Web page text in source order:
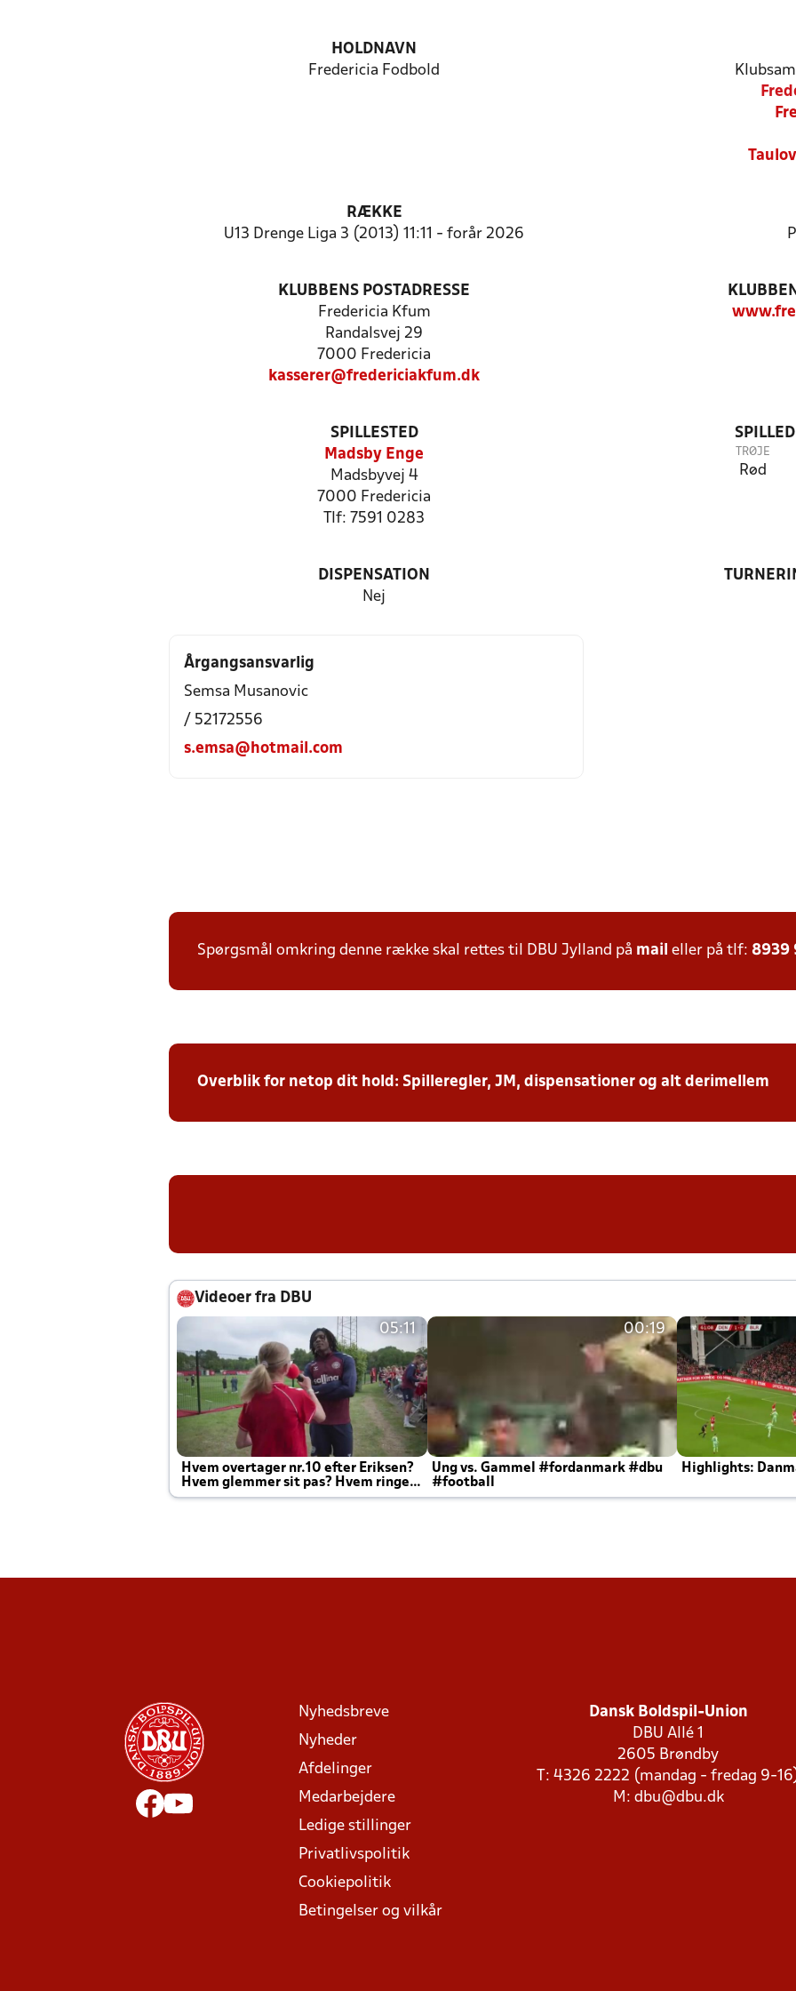
HOLDNAVN
Fredericia Fodbold
RÆKKE
U13 Drenge Liga 3 (2013) 11:11 - forår 2026
KLUBBENS POSTADRESSE
Fredericia Kfum
Randalsvej 29
7000 Fredericia
kasserer@fredericiakfum.dk
SPILLESTED
Madsby Enge
Madsbyvej 4
7000 Fredericia
Tlf: 7591 0283
TRØJE
Rød
DISPENSATION
Nej
Årgangsansvarlig
Semsa Musanovic
/ 52172556
s.emsa@hotmail.com
Spørgsmål omkring denne række skal rettes til DBU Jylland på mail eller på tlf: 8939
Overblik for netop dit hold: Spilleregler, JM, dispensationer og alt derimellem
Videoer fra DBU
05:11
Hvem overtager nr.10 efter Eriksen?
Hvem glemmer sit pas? Hvem ringer
Joachim altid til efter kampe?
00:19
Ung vs. Gammel #fordanmark #dbu
#football
Highlights:
Nyhedsbreve
Nyheder
Afdelinger
Medarbejdere
Ledige stillinger
Privatlivspolitik
Cookiepolitik
Betingelser og vilkår
Dansk Boldspil-Union
DBU Allé 1
2605 Brøndby
T: 4326 2222 (mandag - fredag 9-
M: dbu@dbu.dk